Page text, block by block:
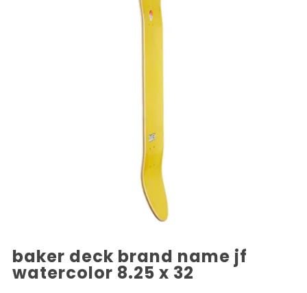
baker deck brand name jf
watercolor 8.25 x 32